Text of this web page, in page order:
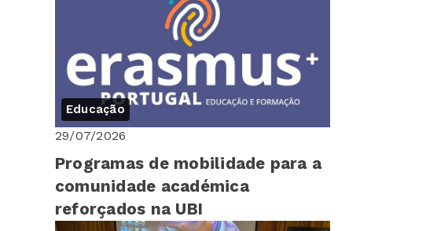
Educação
29/07/2026
Programas de mobilidade para a
comunidade académica
reforçados na UBI